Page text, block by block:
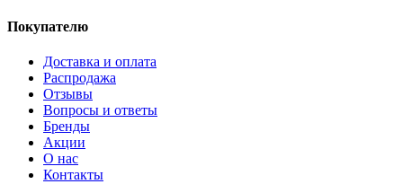
Покупателю
Доставка и оплата
Распродажа
Отзывы
Вопросы и ответы
Бренды
Акции
О нас
Контакты